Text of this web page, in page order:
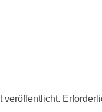
veröffentlicht.